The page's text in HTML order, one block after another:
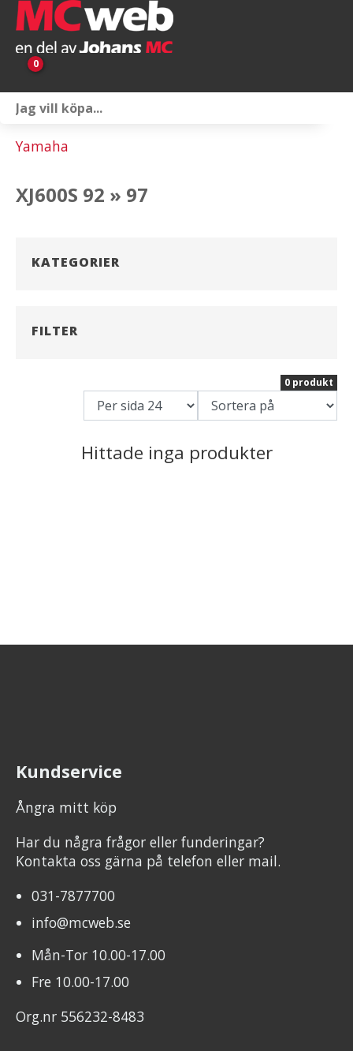
0
Yamaha
XJ600S 92 » 97
KATEGORIER
FILTER
0 produkt
Hittade inga produkter
Kundservice
Ångra mitt köp
Har du några frågor eller funderingar?
Kontakta oss gärna på telefon eller mail.
031-7877700
info@mcweb.se
Mån-Tor 10.00-17.00
Fre 10.00-17.00
Org.nr 556232-8483